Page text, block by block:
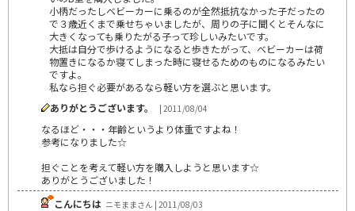
小柄だったしベビーカーに乗るのが全然抵抗なかった子だったの
で３歳近くまで乗せちゃいましたが、周りの子に聞くとそんなに
大きくなっても乗りたがる子って珍しいみたいです。
大抵は自分で歩けるようになると歩きたがって、ベビーカーは荷
物置きになるか寝てしまった時に寝せるためのものになるみたい
ですよ。
私なら担ぐ必要があるなら軽い方を選ぶと思います。
ありがとうございます。
| 2011/08/04
なるほど・・・年齢というより体重ですよね！
参考になりました☆
担ぐことを考えて軽い方を購入しようと思います☆
ありがとうございました！
こんにちは ニモままさん | 2011/08/03